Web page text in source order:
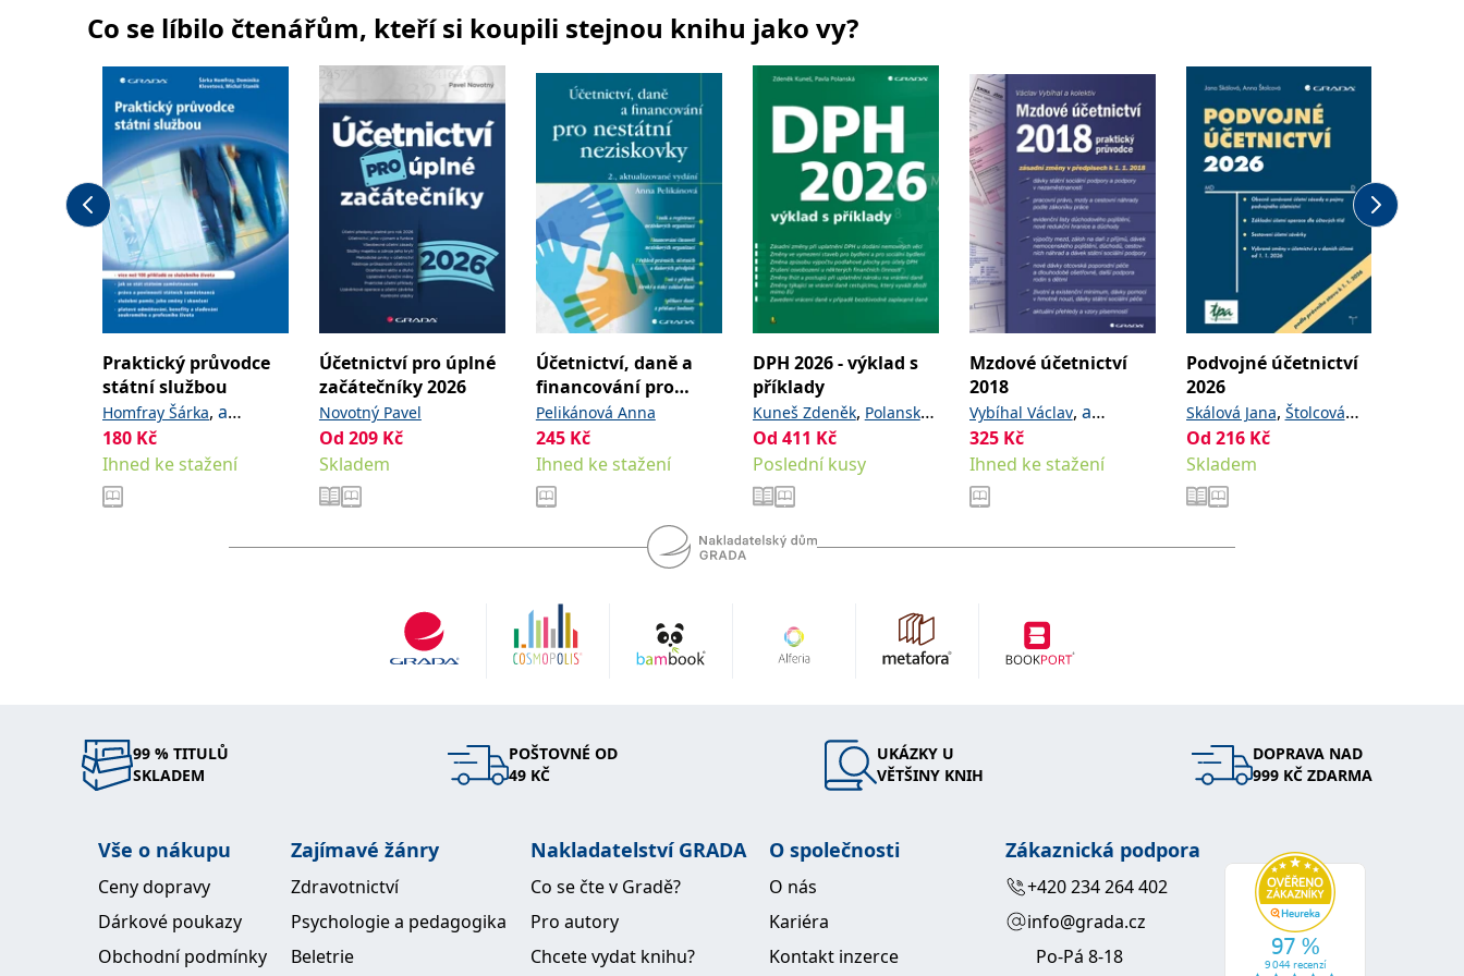
Co se líbilo čtenářům, kteří si koupili stejnou knihu jako vy?
Praktický průvodce
státní službou
Homfray Šárka, a
kolektiv
180 Kč
Ihned ke stažení
Účetnictví pro úplné
začátečníky 2026
Novotný Pavel
Od 209 Kč
Skladem
Účetnictví, daně a
financování pro
nestátní neziskovky
Pelikánová Anna
245 Kč
Ihned ke stažení
DPH 2026 - výklad s
příklady
Kuneš Zdeněk, Polanská
Pavla
Od 411 Kč
Poslední kusy
Mzdové účetnictví
2018
Vybíhal Václav, a
kolektiv
325 Kč
Ihned ke stažení
Podvojné účetnictví
2026
Skálová Jana, Štolcová
Anna
Od 216 Kč
Skladem
99 % TITULŮ
SKLADEM
POŠTOVNÉ OD
49 KČ
UKÁZKY U
VĚTŠINY KNIH
DOPRAVA NAD
999 KČ ZDARMA
Vše o nákupu
Ceny dopravy
Dárkové poukazy
Obchodní podmínky
Zajímavé žánry
Zdravotnictví
Psychologie a pedagogika
Beletrie
Nakladatelství GRADA
Co se čte v Gradě?
Pro autory
Chcete vydat knihu?
O společnosti
O nás
Kariéra
Kontakt inzerce
Zákaznická podpora
+420 234 264 402
info@grada.cz
Po-Pá 8-18